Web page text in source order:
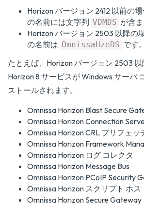
Horizon バージョン 2412 以前の
の名前には文字列 VDMDS が含
Horizon バージョン 2503 以降の
の名前は OmnissaHzeDS です。
たとえば、Horizon バージョン 2503
Horizon 8 サービスが Windows サーバ
ストールされます。
Omnissa Horizon Blast Secure
Omnissa Horizon Connection
Omnissa Horizon CRL プリフェッ
Omnissa Horizon Framework
Omnissa Horizon ログ コレクタ
Omnissa Horizon Message Bus
Omnissa Horizon PCoIP Security
Omnissa Horizon スクリプト ホス
Omnissa Horizon Secure Gateway